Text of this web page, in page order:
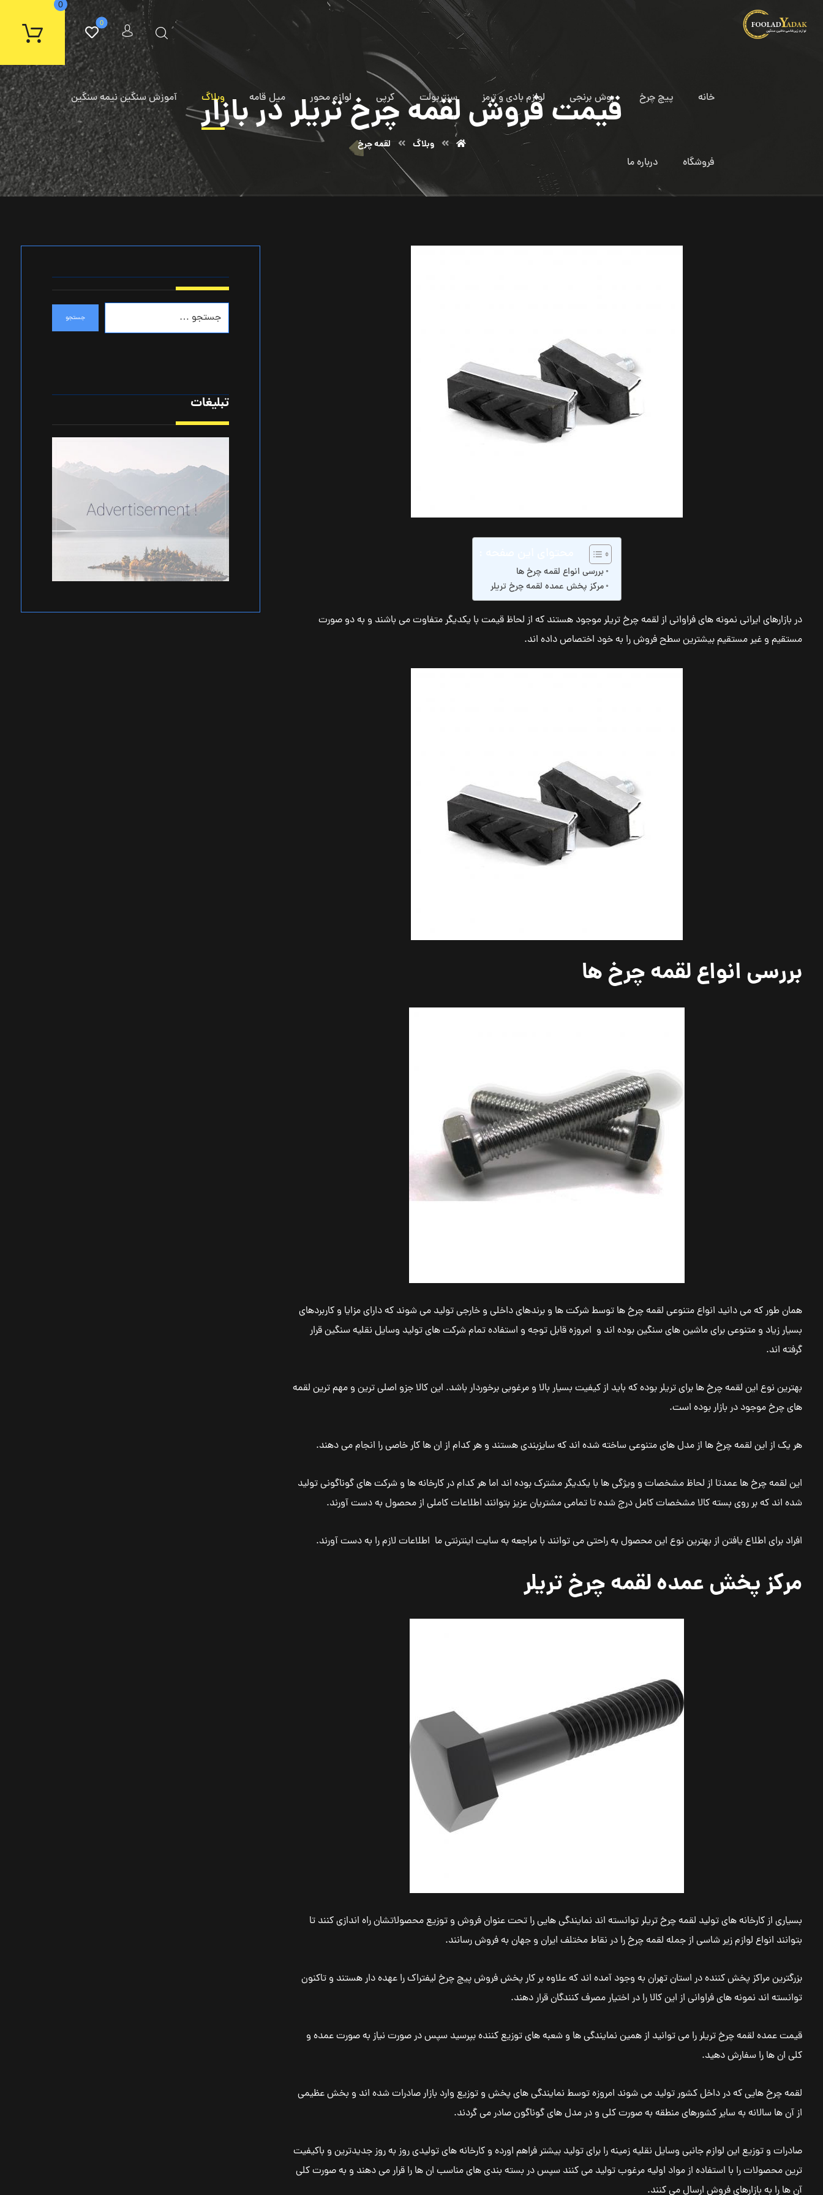
خانه پیچ چرخ بوش برنجی لوازم بادی و ترمز سنتربولت کرپی لوازم محور میل قامه وبلاگ آموزش سنگین نیمه سنگین
فروشگاه درباره ما
قیمت فروش لقمه چرخ تریلر در بازار
وبلاگ لقمه چرخ
بررسی انواع لقمه چرخ ها
مرکز پخش عمده لقمه چرخ تریلر
در بازارهای ایرانی نمونه های فراوانی از لقمه چرخ تریلر موجود هستند که از لحاظ قیمت با یکدیگر متفاوت می باشند و به دو صورت
مستقیم و غیر مستقیم بیشترین سطح فروش را به خود اختصاص داده اند.
بررسی انواع لقمه چرخ ها
همان طور که می دانید انواع متنوعی لقمه چرخ ها توسط شرکت ها و برندهای داخلی و خارجی تولید می شوند که دارای مزایا و کاربردهای
بسیار زیاد و متنوعی برای ماشین های سنگین بوده اند و امروزه قابل توجه و استفاده تمام شرکت های تولید وسایل نقلیه سنگین قرار
گرفته اند.
بهترین نوع این لقمه چرخ ها برای تریلر بوده که باید از کیفیت بسیار بالا و مرغوبی برخوردار باشد. این کالا جزو اصلی ترین و مهم ترین لقمه
های چرخ موجود در بازار بوده است.
هر یک از این لقمه چرخ ها از مدل های متنوعی ساخته شده اند که سایزبندی هستند و هر کدام از ان ها کار خاصی را انجام می دهند.
این لقمه چرخ ها عمدتا از لحاظ مشخصات و ویژگی ها با یکدیگر مشترک بوده اند اما هر کدام در کارخانه ها و شرکت های گوناگونی تولید
شده اند که بر روی بسته کالا مشخصات کامل درج شده تا تمامی مشتریان عزیز بتوانند اطلاعات کاملی از محصول به دست آورند.
افراد برای اطلاع یافتن از بهترین نوع این محصول به راحتی می توانند با مراجعه به سایت اینترنتی ما اطلاعات لازم را به دست آورند.
مرکز پخش عمده لقمه چرخ تریلر
بسیاری از کارخانه های تولید لقمه چرخ تریلر توانسته اند نمایندگی هایی را تحت عنوان فروش و توزیع محصولاتشان راه اندازی کنند تا
بتوانند انواع لوازم زیر شاسی از جمله لقمه چرخ را در نقاط مختلف ایران و جهان به فروش رسانند.
بزرگترین مراکز پخش کننده در استان تهران به وجود آمده اند که علاوه بر کار پخش فروش پیچ چرخ لیفتراک را عهده دار هستند و تاکنون
توانسته اند نمونه های فراوانی از این کالا را در اختیار مصرف کنندگان قرار دهند.
قیمت عمده لقمه چرخ تریلر را می توانید از همین نمایندگی ها و شعبه های توزیع کننده بپرسید سپس در صورت نیاز به صورت عمده و
کلی ان ها را سفارش دهید.
لقمه چرخ هایی که در داخل کشور تولید می شوند امروزه توسط نمایندگی های پخش و توزیع وارد بازار صادرات شده اند و بخش عظیمی
از آن ها سالانه به سایر کشورهای منطقه به صورت کلی و در مدل های گوناگون صادر می گردند.
صادرات و توزیع این لوازم جانبی وسایل نقلیه زمینه را برای تولید بیشتر فراهم اورده و کارخانه های تولیدی روز به روز جدیدترین و باکیفیت
ترین محصولات را با استفاده از مواد اولیه مرغوب تولید می کنند سپس در بسته بندی های مناسب ان ها را قرار می دهند و به صورت کلی
آن ها را به بازارهای فروش ارسال می کنند.
تبلیغات